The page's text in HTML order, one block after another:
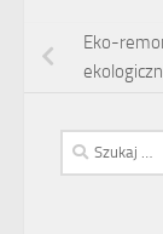
Eko-
Szukaj: